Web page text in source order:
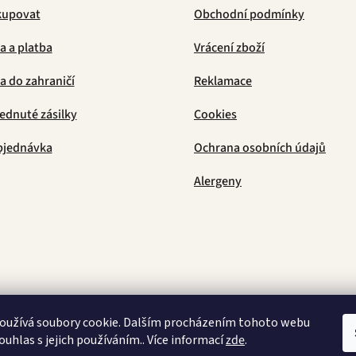
soubory cookie. Dalším procházením tohoto webu
s jejich používáním.. Více informacízde.
a platba
do zahraničí
zásilky
Obchodní podmínky
Vrácení zboží
Reklamace
Cookies
Ochrana osobních údajů
Alergeny